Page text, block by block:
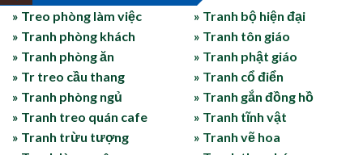
» Treo phòng làm việc
» Tranh phòng khách
» Tranh phòng ăn
» Tr treo cầu thang
» Tranh phòng ngủ
» Tranh treo quán cafe
» Tranh trừu tượng
» Tranh bộ hiện đại
» Tranh tôn giáo
» Tranh phật giáo
» Tranh cổ điển
» Tranh gắn đồng hồ
» Tranh tĩnh vật
» Tranh vẽ hoa